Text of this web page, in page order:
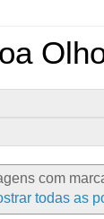
com
todas as